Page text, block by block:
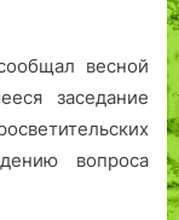
весной
заседание
вопроса